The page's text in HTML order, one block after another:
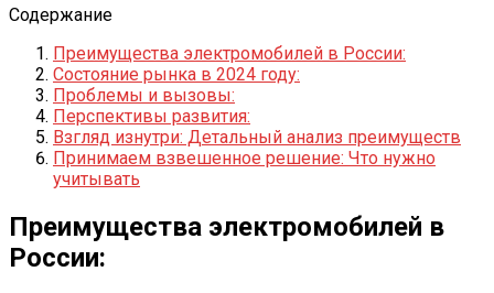
Содержание
Преимущества электромобилей в России:
Состояние рынка в 2024 году:
Проблемы и вызовы:
Перспективы развития:
Взгляд изнутри: Детальный анализ преимуществ
Принимаем взвешенное решение: Что нужно
учитывать
Преимущества электромобилей в
России: